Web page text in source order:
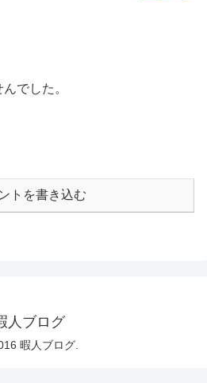
でした。
トを書き込む
人ブログ
暇人ブログ.